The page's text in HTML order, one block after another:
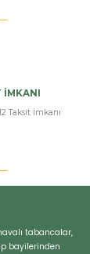
İMKANI
Taksit İmkanı
tabancalar,
bayilerinden